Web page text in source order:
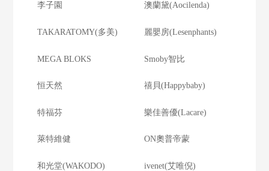
李子園 澳蘭黛(Aocilenda)
TAKARATOMY(多美) 麗嬰房(Lesenphants)
MEGA BLOKS Smoby智比
恒天然 禧貝(Happybaby)
特福芬 樂佳善優(Lacare)
萊特維健 ON奧普帝蒙
和光堂(WAKODO) ivenet(艾唯倪)